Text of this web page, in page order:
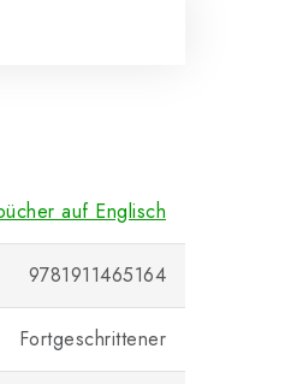
auf Englisch
9781911465164
Fortgeschrittener